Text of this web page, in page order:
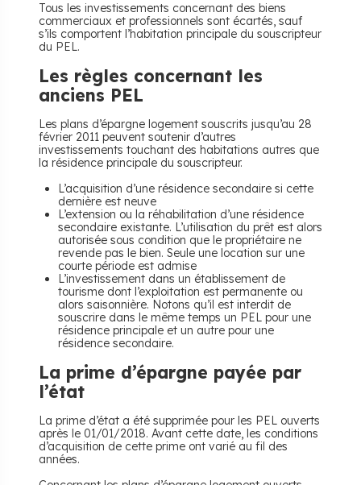
Tous les investissements concernant des biens
commerciaux et professionnels sont écartés, sauf
s’ils comportent l’habitation principale du souscripteur
du PEL.
Les règles concernant les
anciens PEL
Les plans d’épargne logement souscrits jusqu’au 28
février 2011 peuvent soutenir d’autres
investissements touchant des habitations autres que
la résidence principale du souscripteur.
L’acquisition d’une résidence secondaire si cette
dernière est neuve
L’extension ou la réhabilitation d’une résidence
secondaire existante. L’utilisation du prêt est alors
autorisée sous condition que le propriétaire ne
revende pas le bien. Seule une location sur une
courte période est admise
L’investissement dans un établissement de
tourisme dont l’exploitation est permanente ou
alors saisonnière. Notons qu’il est interdit de
souscrire dans le même temps un PEL pour une
résidence principale et un autre pour une
résidence secondaire.
La prime d’épargne payée par
l’état
La prime d’état a été supprimée pour les PEL ouverts
après le 01/01/2018. Avant cette date, les conditions
d’acquisition de cette prime ont varié au fil des
années.